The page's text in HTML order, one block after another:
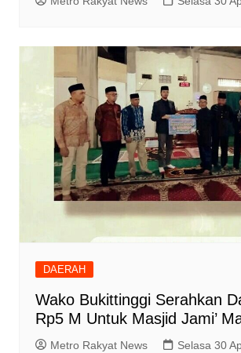
DAERAH
Wako Bukittinggi Serahkan
Rp5 M Untuk Masjid Jami’
Metro Rakyat News Selasa 30